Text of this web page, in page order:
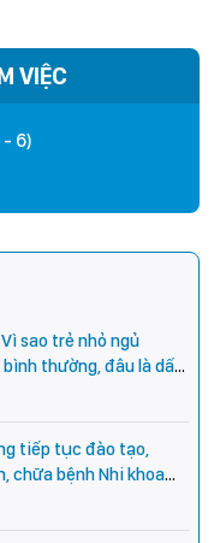
MIỆNG SÁO
VIỆC
6)
sao trẻ nhỏ ngủ
thường, đâu là dấu
tiếp tục đào tạo,
chữa bệnh Nhi khoa
miền núi phía Bắc